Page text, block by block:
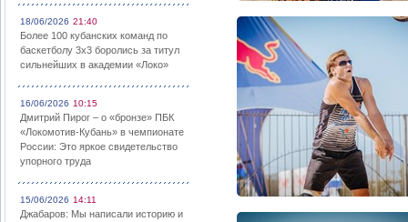
18/06/2026 21:40
Более 100 кубанских команд по
баскетболу 3х3 боролись за титул
сильнейших в академии «Локо»
16/06/2026 10:15
Дмитрий Пирог – о «бронзе» ПБК
«Локомотив-Кубань» в чемпионате
России: Это яркое свидетельство
упорного труда
15/06/2026 14:11
Джабаров: Мы написали историю и